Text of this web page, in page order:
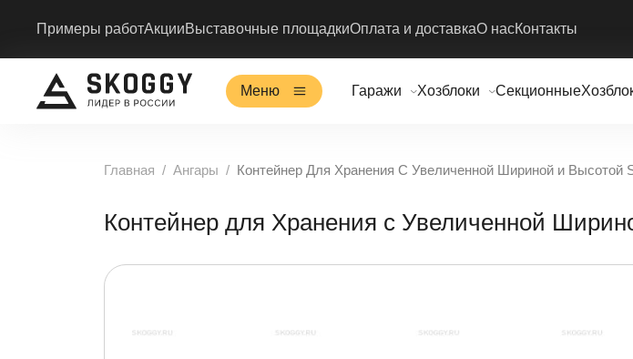
Примеры работАкцииВыставочные площадкиОплата и доставкаО насКонтакты
Меню Гаражи Хозблоки Секционные
Главная Ангары Контейнер Для Хранения С Увеличенной Шириной и Высотой
Контейнер для Хранения с Увеличенной